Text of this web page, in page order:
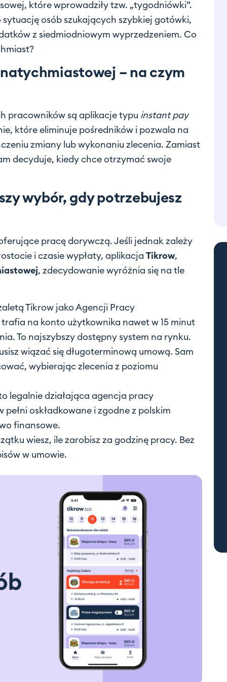
które wprowadziły tzw. „tygodniówki”.
osób szukających szybkiej gotówki,
z siedmiodniowym wyprzedzeniem. Co
– na czym
pracowników są aplikacje typu instant pay
które eliminuje pośredników i pozwala na
zmiany lub wykonaniu zlecenia. Zamiast
decyduje, kiedy chce otrzymać swoje
wybór, gdy potrzebujesz
pracę dorywczą. Jeśli jednak zależy
i czasie wypłaty, aplikacja Tikrow,
, zdecydowanie wyróżnia się na tle
Tikrow jako Agencji Pracy
na konto użytkownika nawet w 15 minut
To najszybszy dostępny system na rynku.
wiązać się długoterminową umową. Sam
wybierając zlecenia z poziomu
legalnie działająca agencja pracy
oskładkowane i zgodne z polskim
finansowe.
wiesz, ile zarobisz za godzinę pracy. Bez
w umowie.